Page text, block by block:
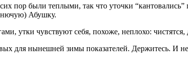
пор были теплыми, так что уточки
Абушку.
утки чувствуют себя, похоже, неплохо: чистятся,
для нынешней зимы показателей. Держитесь. И не